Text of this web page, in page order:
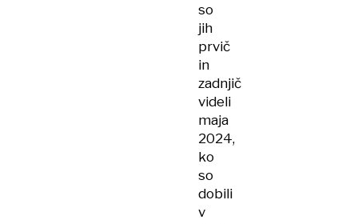
so
jih
prvič
in
zadnjič
videli
maja
2024,
ko
so
dobili
v